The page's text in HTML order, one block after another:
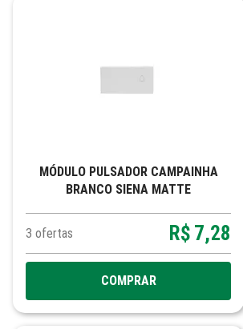
MÓDULO PULSADOR CAMPAINHA
BRANCO SIENA MATTE
3 ofertas R$ 7,28
COMPRAR